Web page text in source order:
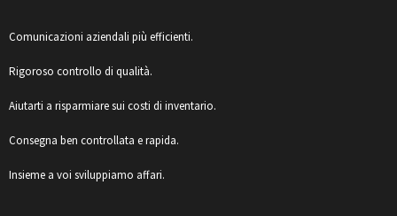
Comunicazioni aziendali più efficienti.
Rigoroso controllo di qualità.
Aiutarti a risparmiare sui costi di inventario.
Consegna ben controllata e rapida.
Insieme a voi sviluppiamo affari.